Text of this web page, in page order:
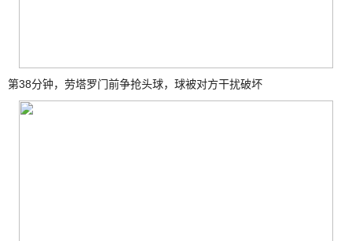
第38分钟，劳塔罗门前争抢头球，球被对方干扰破坏